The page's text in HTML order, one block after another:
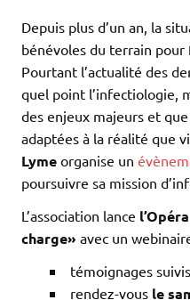
Depuis plus d’un an, la
bénévoles du terrain pour
Pourtant l’actualité des
quel point l’infectiologie,
des enjeux majeurs et
adaptées à la réalité que
Lyme organise un
poursuivre sa mission
L’association lance
charge» avec un
témoignages
rendez-vous le